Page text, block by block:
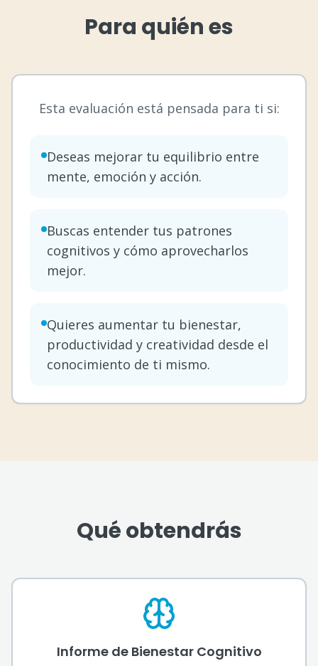
Para quién es
Esta evaluación está pensada para ti si:
Deseas mejorar tu equilibrio entre
mente, emoción y acción.
Buscas entender tus patrones
cognitivos y cómo aprovecharlos
mejor.
Quieres aumentar tu bienestar,
productividad y creatividad desde el
conocimiento de ti mismo.
Qué obtendrás
Informe de Bienestar Cognitivo